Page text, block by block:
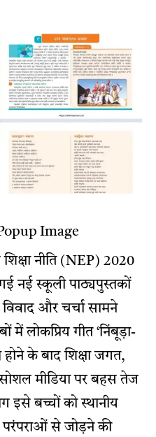
शिक्षा नीति (NEP) 2020
नई स्कूली पाठ्यपुस्तकों
और चर्चा सामने
में लोकप्रिय गीत ‘निंबूड़ा-
के बाद शिक्षा जगत,
मीडिया पर बहस तेज
इसे बच्चों को स्थानीय
से जोड़ने की